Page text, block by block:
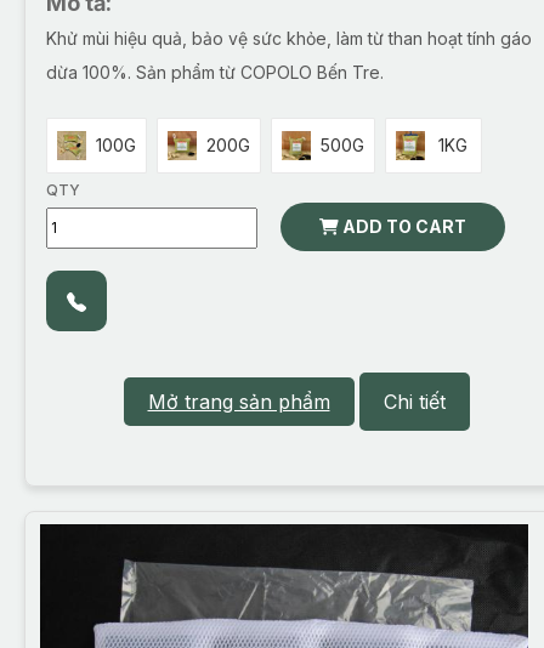
Khử mùi hiệu quả, bảo vệ sức khỏe, làm từ than hoạt tính gáo
dừa 100%. Sản phẩm từ COPOLO Bến Tre.
100G 200G 500G 1KG
QTY
ADD TO CART
Mở trang sản phẩm Chi tiết